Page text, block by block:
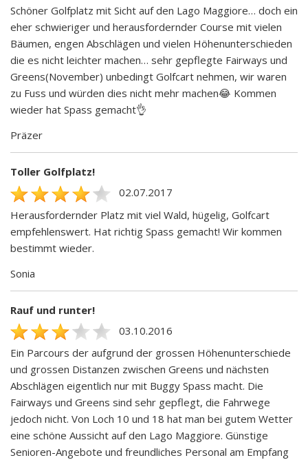
Schöner Golfplatz mit Sicht auf den Lago Maggiore… doch ein
eher schwieriger und herausfordernder Course mit vielen
Bäumen, engen Abschlägen und vielen Höhenunterschieden
die es nicht leichter machen… sehr gepflegte Fairways und
Greens(November) unbedingt Golfcart nehmen, wir waren
zu Fuss und würden dies nicht mehr machen😂 Kommen
wieder hat Spass gemacht👌
Präzer
Toller Golfplatz!
02.07.2017
Herausfordernder Platz mit viel Wald, hügelig, Golfcart
empfehlenswert. Hat richtig Spass gemacht! Wir kommen
bestimmt wieder.
Sonia
Rauf und runter!
03.10.2016
Ein Parcours der aufgrund der grossen Höhenunterschiede
und grossen Distanzen zwischen Greens und nächsten
Abschlägen eigentlich nur mit Buggy Spass macht. Die
Fairways und Greens sind sehr gepflegt, die Fahrwege
jedoch nicht. Von Loch 10 und 18 hat man bei gutem Wetter
eine schöne Aussicht auf den Lago Maggiore. Günstige
Senioren-Angebote und freundliches Personal am Empfang